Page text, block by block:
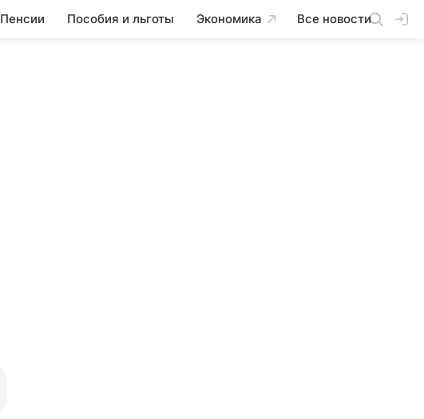
Пенсии Пособия и льготы Экономика Все новости